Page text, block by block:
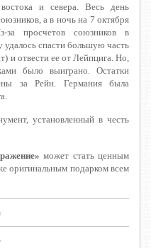
и севера. Весь день
а в ночь на 7 октября
за просчетов союзников в
спасти большую часть
и отвести ее от Лейпцига. Но,
было выиграно. Остатки
за Рейн. Германия была
установленный в честь
может стать ценным
оригинальным подарком всем